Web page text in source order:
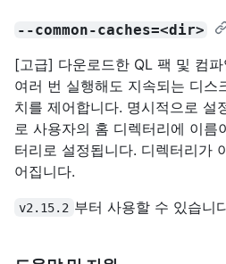
--common-caches=<dir>
[고급] 다운로드한 QL 팩 및 컴
여러 번 실행해도 지속되는 디스
치를 제어합니다. 명시적으로 설
로 사용자의 홈 디렉터리에 이름
터리로 설정됩니다. 디렉터리가
어집니다.
v2.15.2 부터 사용할 수 있습니